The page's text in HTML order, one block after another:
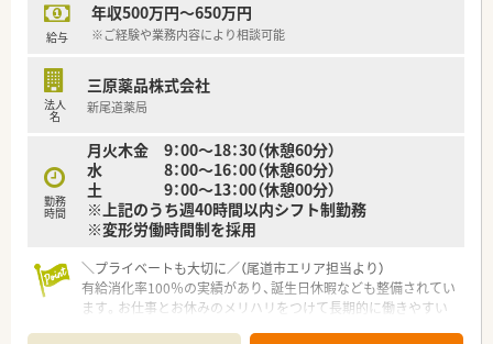
が整っているため、いざというときのおやすみも安心です。
■創業46年を迎えた調整薬局グループです。
的に行っています。
■人間関係や給与面等の従業員満足度が高く、離職率の低い法人
＜こんな方にもオススメ＞
■広域の処方箋も対応できる店舗で経験を積みたい方
■定着率の高い法人で腰を据えて働きたい方
等々…
少しでも気になった方はお問い合わせくださいませ
給与
年収500万円～650万円
※ご経験や業務内容により相談可能
法人
名
三原薬品株式会社
新尾道薬局
勤務
時間
月火木金 9：00～18：30（休憩60分）
水 8：00～16：00（休憩60分）
土 9：00～13：00（休憩00分）
※上記のうち週40時間以内シフト制勤務
※変形労働時間制を採用
＼プライベートも大切に／（尾道市エリア担当より）
有給消化率100％の実績があり、誕生日休暇なども整備されてい
ます。お仕事とお休みのメリハリをつけて長期的に働きやすい